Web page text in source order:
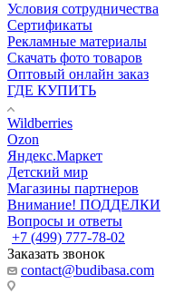
Условия сотрудничества
Сертификаты
Рекламные материалы
Скачать фото товаров
Оптовый онлайн заказ
ГДЕ КУПИТЬ
Wildberries
Ozon
Яндекс.Маркет
Детский мир
Магазины партнеров
Внимание! ПОДДЕЛКИ
Вопросы и ответы
+7 (499) 777-78-02
Заказать звонок
contact@budibasa.com